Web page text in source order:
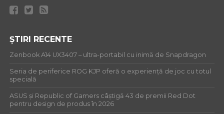
ȘTIRI RECENTE
Zenbook A14 UX3407 – ultra-portabil cu inimă de Snapdragon
Seria de periferice ROG KJP oferă o experiență de joc cu totul
specială
ASUS și Republic of Gamers câștigă 43 de premii Red Dot
pentru design de produs în 2026